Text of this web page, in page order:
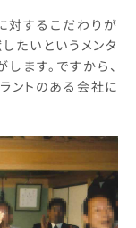
対するこだわりが
たいというメンタ
ます。ですから、
ントのある会社に